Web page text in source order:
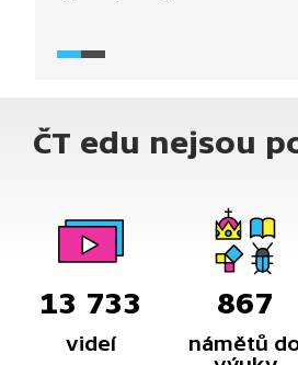
novináři pohybovat? Ve videu
ČT edu nejsou
13 733
videí
867
námětů